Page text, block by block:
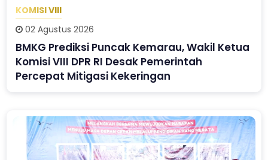
KOMISI VIII
02 Agustus 2026
BMKG Prediksi Puncak Kemarau, Wakil Ketua
Komisi VIII DPR RI Desak Pemerintah
Percepat Mitigasi Kekeringan